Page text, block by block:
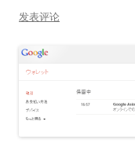
发表评论